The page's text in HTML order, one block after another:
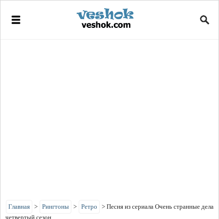
Главная > Рингтоны > Ретро > Песня из сериала Очень странные дела
четвертый сезон